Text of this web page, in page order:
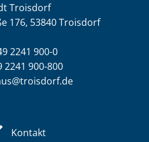
Troisdorf
176, 53840 Troisdorf
2241 900-0
2241 900-800
Kontakt